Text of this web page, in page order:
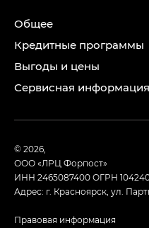
Общее
Кредитные программы
Выгоды и цены
Сервисная информация
© 2026,
ООО «ЛРЦ Форпост»
ИНН 2465087400ОГРН
Адрес: г. Красноярск, ул.
Правовая информация